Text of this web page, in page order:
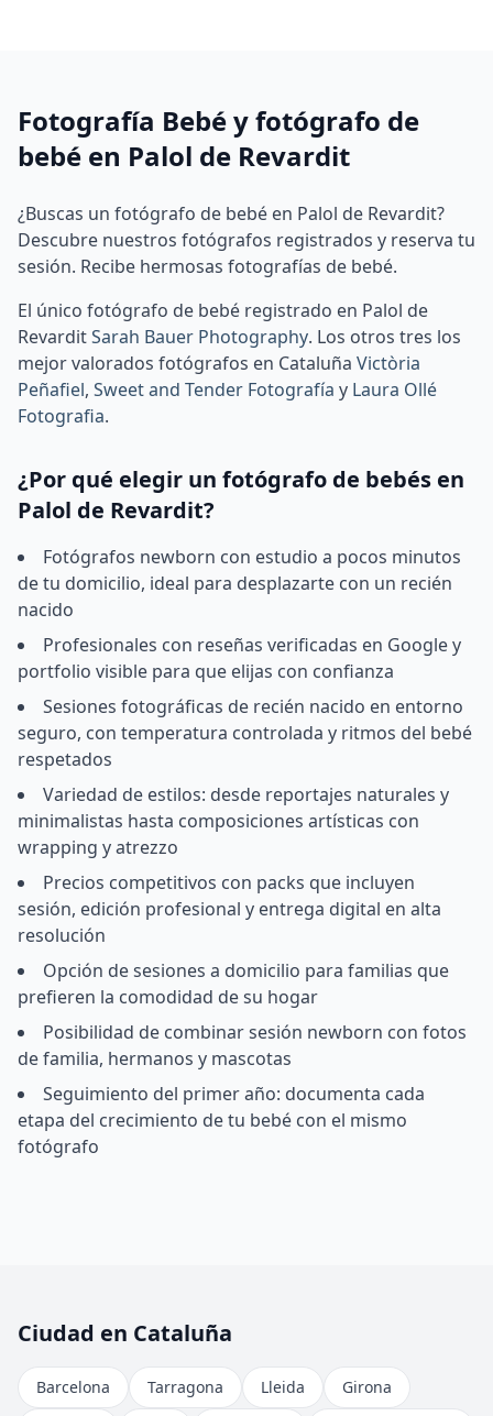
Fotografía Bebé y fotógrafo de
bebé en Palol de Revardit
¿Buscas un fotógrafo de bebé en Palol de Revardit?
Descubre nuestros fotógrafos registrados y reserva tu
sesión. Recibe hermosas fotografías de bebé.
El único fotógrafo de bebé registrado en Palol de
RevarditSarah Bauer Photography. Los otros tres los
mejor valorados fotógrafos en Cataluña Victòria
Peñafiel, Sweet and Tender Fotografía y Laura Ollé
Fotografia.
¿Por qué elegir un fotógrafo de bebés en
Palol de Revardit?
Fotógrafos newborn con estudio a pocos minutos
de tu domicilio, ideal para desplazarte con un recién
nacido
Profesionales con reseñas verificadas en Google y
portfolio visible para que elijas con confianza
Sesiones fotográficas de recién nacido en entorno
seguro, con temperatura controlada y ritmos del bebé
respetados
Variedad de estilos: desde reportajes naturales y
minimalistas hasta composiciones artísticas con
wrapping y atrezzo
Precios competitivos con packs que incluyen
sesión, edición profesional y entrega digital en alta
resolución
Opción de sesiones a domicilio para familias que
prefieren la comodidad de su hogar
Posibilidad de combinar sesión newborn con fotos
de familia, hermanos y mascotas
Seguimiento del primer año: documenta cada
etapa del crecimiento de tu bebé con el mismo
fotógrafo
Ciudad en Cataluña
Barcelona Tarragona Lleida
Girona